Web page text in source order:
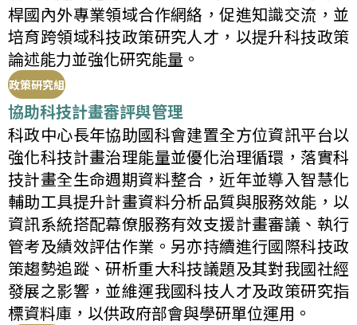
桿國內外專業領域合作網絡，促進知識交流，並
培育跨領域科技政策研究人才，以提升科技政策
論述能力並強化研究能量。
政策研究組
協助科技計畫審評與管理
科政中心長年協助國科會建置全方位資訊平台以
強化科技計畫治理能量並優化治理循環，落實科
技計畫全生命週期資料整合，近年並導入智慧化
輔助工具提升計畫資料分析品質與服務效能，以
資訊系統搭配幕僚服務有效支援計畫審議、執行
管考及績效評估作業。另亦持續進行國際科技政
策趨勢追蹤、研析重大科技議題及其對我國社經
發展之影響，並維運我國科技人才及政策研究指
標資料庫，以供政府部會與學研單位運用。